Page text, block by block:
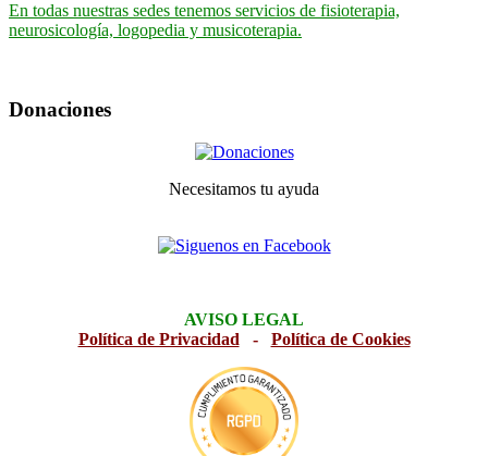
En todas nuestras sedes tenemos servicios de fisioterapia,
neurosicología, logopedia y musicoterapia.
Donaciones
Necesitamos tu ayuda
AVISO LEGAL
Política de Privacidad - Política de Cookies